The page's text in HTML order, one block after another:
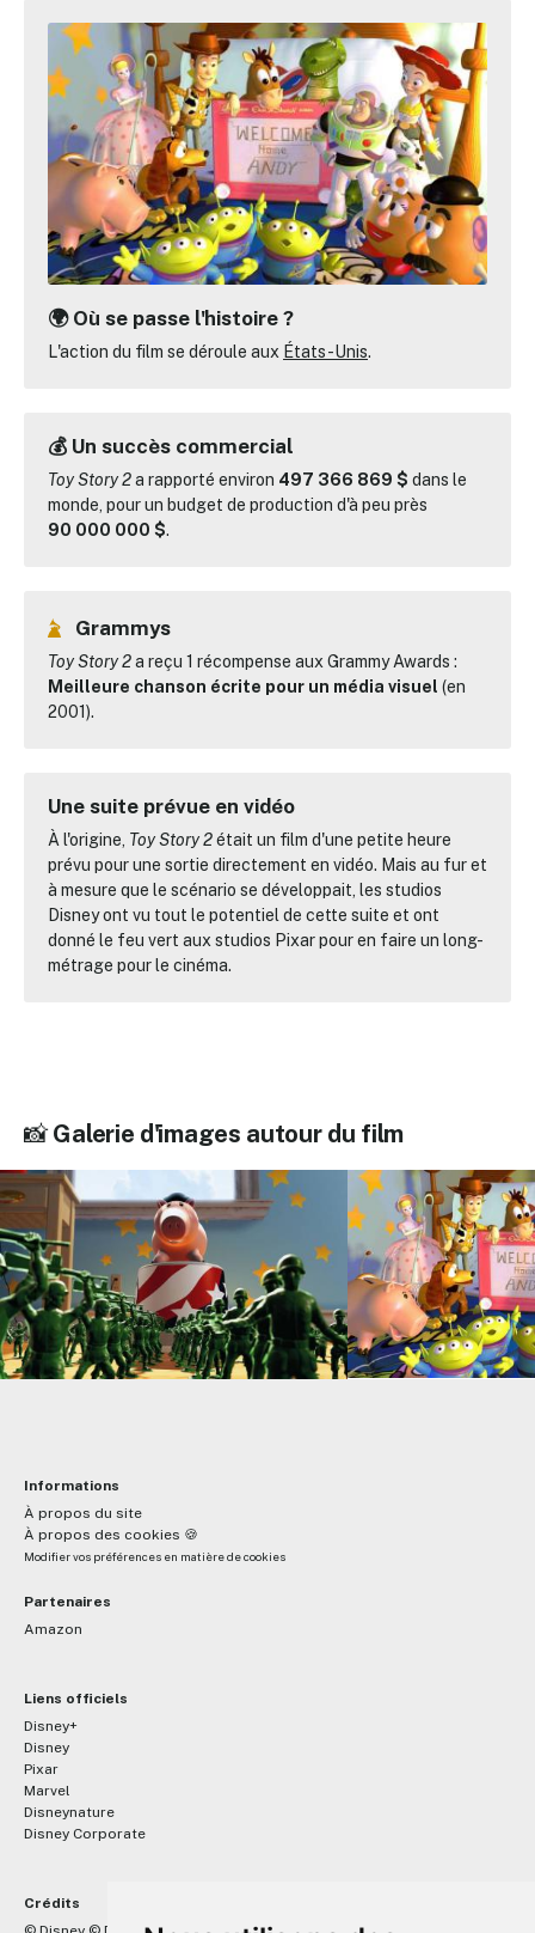
🌍 Où se passe l'histoire ?
L'action du film se déroule aux États-Unis.
💰 Un succès commercial
Toy Story 2a rapporté environ 497 366 869 $ dans le
monde, pour un budget de production d'à peu près
90 000 000 $.
Grammys
Toy Story 2a reçu 1 récompense aux Grammy Awards :
Meilleure chanson écrite pour un média visuel (en
2001).
Une suite prévue en vidéo
À l'origine, Toy Story 2était un film d'une petite heure
prévu pour une sortie directement en vidéo. Mais au fur et
à mesure que le scénario se développait, les studios
Disney ont vu tout le potentiel de cette suite et ont
donné le feu vert aux studios Pixar pour en faire un long-
métrage pour le cinéma.
📸Galerie d'images autour du film
Informations
À propos du site
À propos des cookies 🍪
Modifier vos préférences en matière de cookies
Partenaires
Amazon
Liens officiels
Disney+
Disney
Pixar
Marvel
Disneynature
Disney Corporate
Crédits